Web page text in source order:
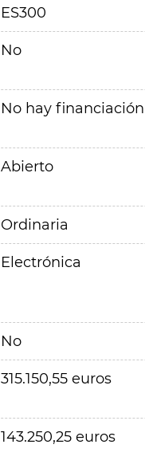
ES300
No
No hay
Abierto
Ordinaria
Electrónica
No
315.150,55 euros
143.250,25 euros